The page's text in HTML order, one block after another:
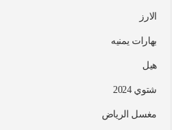
الارز
بهارات يمنيه
هيل
شتوي 2024
مغسل الرياض